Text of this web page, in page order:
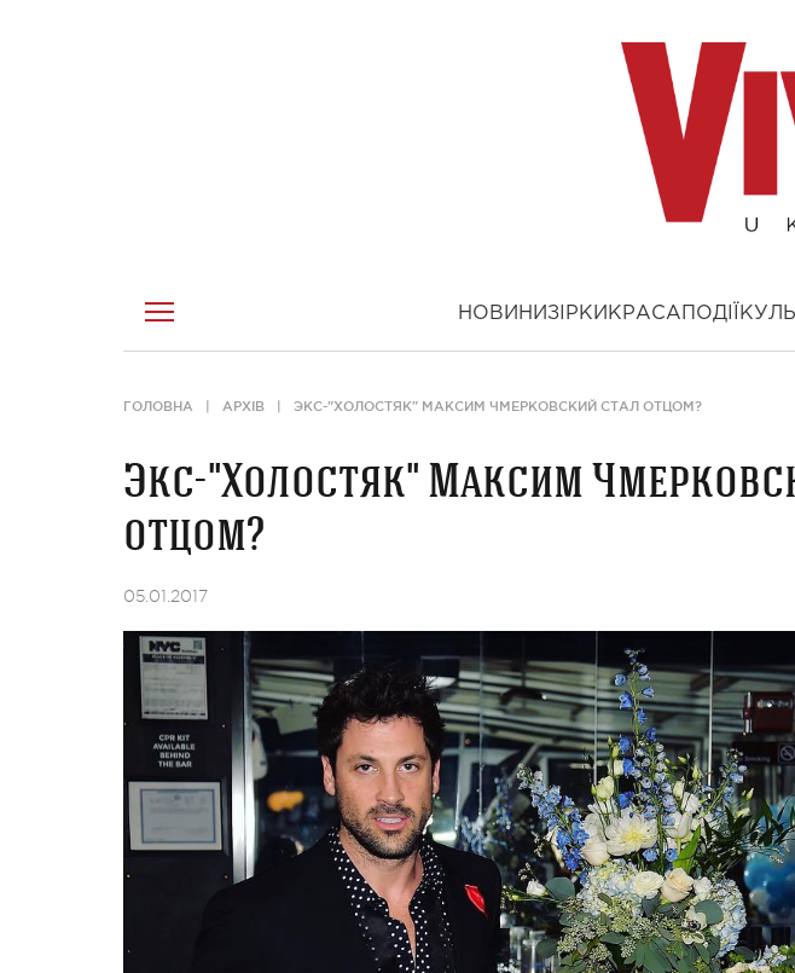
НОВИНИ ЗІРКИ КРАСА ПОДІЇ
ГОЛОВНА АРХІВ ЭКС-"ХОЛОСТЯК" МАКСИМ ЧМЕРКОВСКИЙ СТАЛ ОТЦОМ?
Экс-"Холостяк" Максим
отцом?
05.01.2017